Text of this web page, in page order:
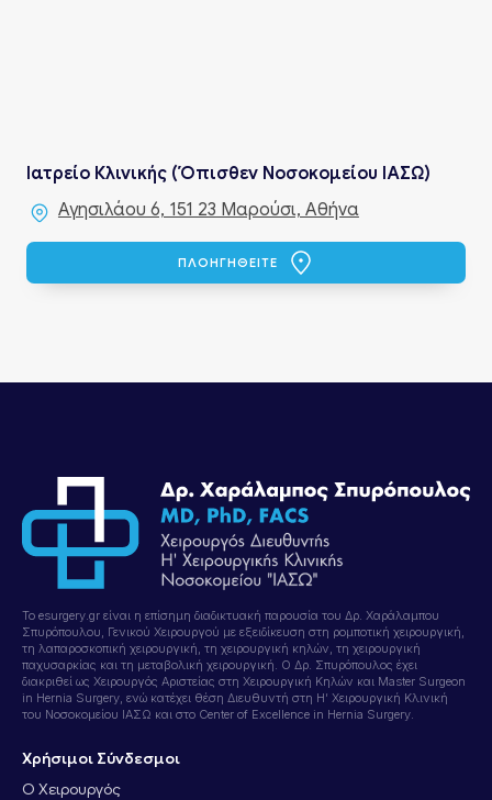
Ιατρείο Κλινικής (Όπισθεν Νοσοκομείου ΙΑΣΩ)
Αγησιλάου 6, 151 23 Μαρούσι, Αθήνα
ΠΛΟΗΓΗΘΕΙΤΕ
Το esurgery.gr είναι η επίσημη διαδικτυακή παρουσία του Δρ. Χαράλαμπου
Σπυρόπουλου, Γενικού Χειρουργού με εξειδίκευση στη ρομποτική χειρουργική,
τη λαπαροσκοπική χειρουργική, τη χειρουργική κηλών, τη χειρουργική
παχυσαρκίας και τη μεταβολική χειρουργική. Ο Δρ. Σπυρόπουλος έχει
διακριθεί ως Χειρουργός Αριστείας στη Χειρουργική Κηλών και Master Surgeon
in Hernia Surgery, ενώ κατέχει θέση Διευθυντή στη Η’ Χειρουργική Κλινική
του Νοσοκομείου ΙΑΣΩ και στο Center of Excellence in Hernia Surgery.
Χρήσιμοι Σύνδεσμοι
Ο Χειρουργός